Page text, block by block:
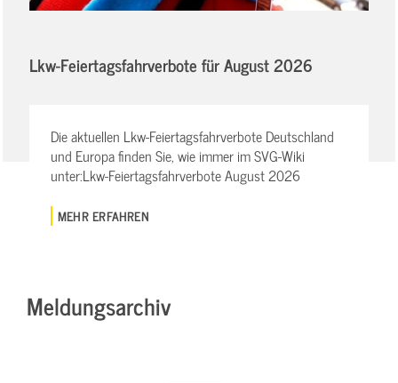
Lkw-Feiertagsfahrverbote für August 2026
Die aktuellen Lkw-Feiertagsfahrverbote Deutschland
und Europa finden Sie, wie immer im SVG-Wiki
unter:Lkw-Feiertagsfahrverbote August 2026
MEHR ERFAHREN
Meldungsarchiv